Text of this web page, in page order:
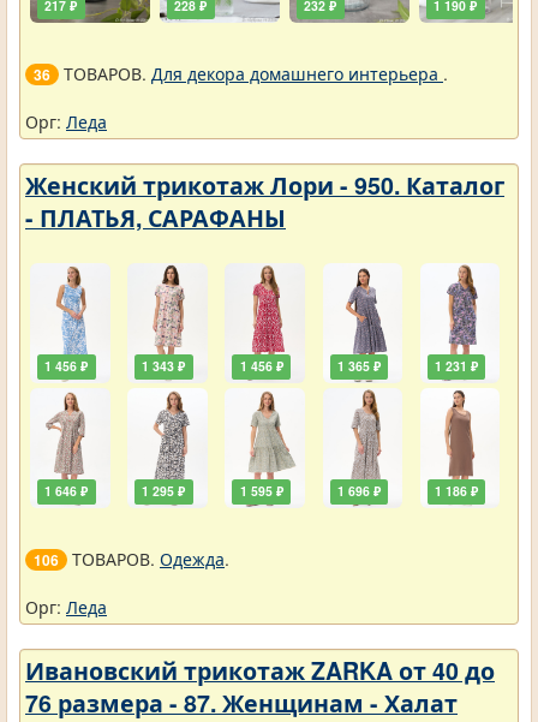
217 ₽ 228 ₽ 232 ₽ 1 190 ₽
36 ТОВАРОВ. Для декора домашнего интерьера .
Орг: Леда
Женский трикотаж Лори - 950. Каталог
- ПЛАТЬЯ, САРАФАНЫ
1 456 ₽
1 646 ₽
1 343 ₽
1 295 ₽
1 456 ₽
1 595 ₽
1 365 ₽
1 696 ₽
1 231 ₽
1 186 ₽
106 ТОВАРОВ. Одежда.
Орг: Леда
Ивановский трикотаж ZARKA от 40 до
76 размера - 87. Женщинам - Халат